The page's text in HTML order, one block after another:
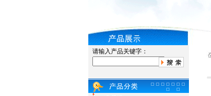
请输入产品关键字：